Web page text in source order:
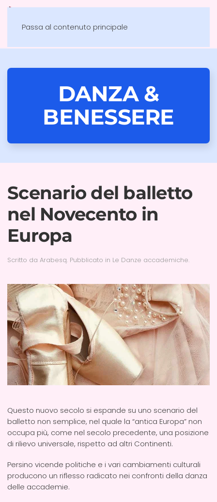
Passa al contenuto principale
DANZA &
BENESSERE
Scenario del balletto
nel Novecento in
Europa
Scritto da Arabesq. Pubblicato in Le Danze accademiche.
Questo nuovo secolo si espande su uno scenario del
balletto non semplice, nel quale la “antica Europa” non
occupa più, come nel secolo precedente, una posizione
di rilievo universale, rispetto ad altri Continenti.
Persino vicende politiche e i vari cambiamenti culturali
producono un riflesso radicato nei confronti della danza
delle accademie.